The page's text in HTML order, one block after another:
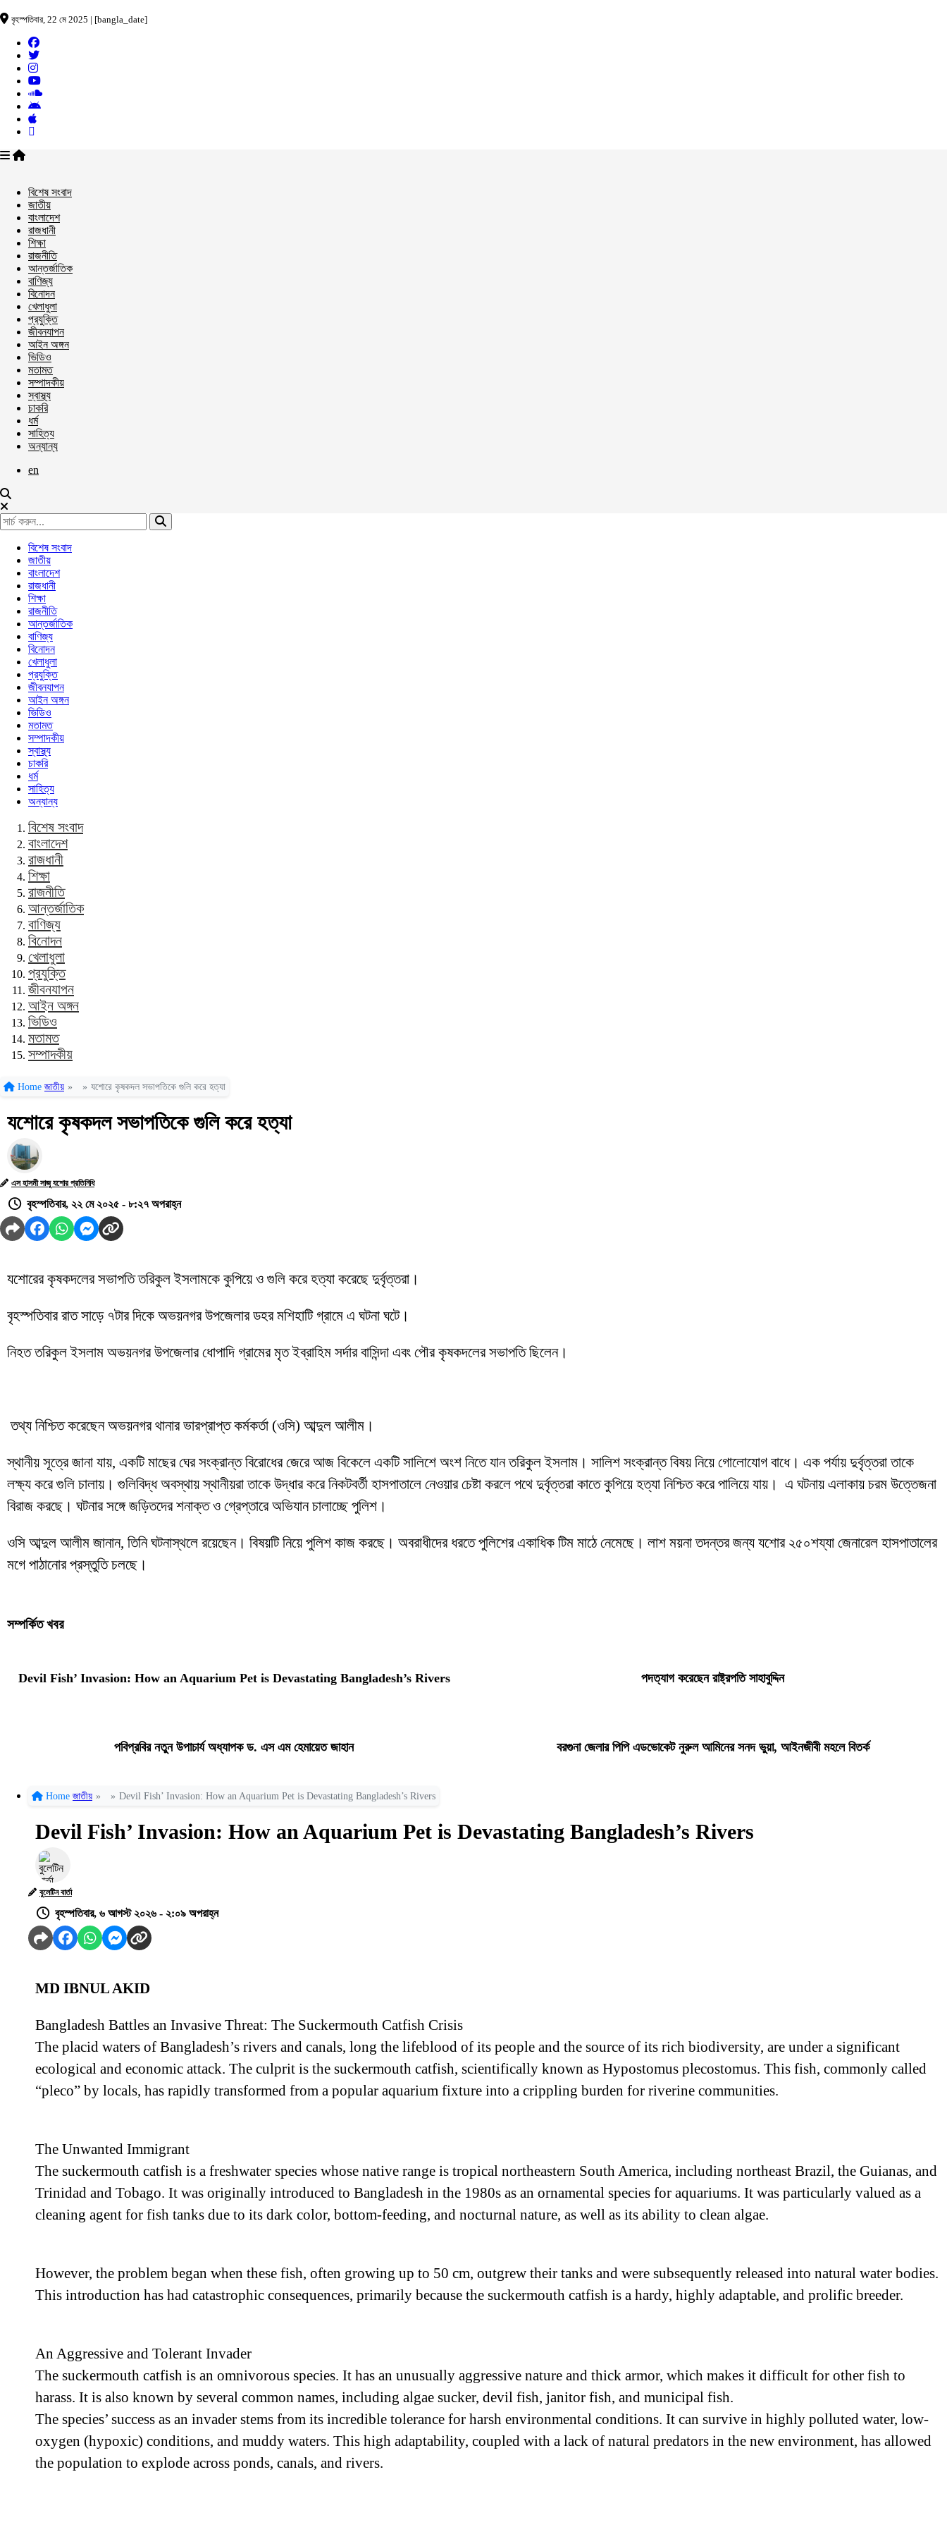
বৃহস্পতিবার, 22 মে 2025 | [bangla_date]
বিশেষ সংবাদ
জাতীয়
বাংলাদেশ
রাজধানী
শিক্ষা
রাজনীতি
আন্তর্জাতিক
বাণিজ্য
বিনোদন
খেলাধুলা
প্রযুক্তি
জীবনযাপন
আইন অঙ্গন
ভিডিও
মতামত
সম্পাদকীয়
স্বাস্থ্য
চাকরি
ধর্ম
সাহিত্য
অন্যান্য
en
বিশেষ সংবাদ
জাতীয়
বাংলাদেশ
রাজধানী
শিক্ষা
রাজনীতি
আন্তর্জাতিক
বাণিজ্য
বিনোদন
খেলাধুলা
প্রযুক্তি
জীবনযাপন
আইন অঙ্গন
ভিডিও
মতামত
সম্পাদকীয়
স্বাস্থ্য
চাকরি
ধর্ম
সাহিত্য
অন্যান্য
বিশেষ সংবাদ
বাংলাদেশ
রাজধানী
শিক্ষা
রাজনীতি
আন্তর্জাতিক
বাণিজ্য
বিনোদন
খেলাধুলা
প্রযুক্তি
জীবনযাপন
আইন অঙ্গন
ভিডিও
মতামত
সম্পাদকীয়
Home জাতীয় » » যশোরে কৃষকদল সভাপতিকে গুলি করে হত্যা
যশোরে কৃষকদল সভাপতিকে গুলি করে হত্যা
এস হাসমী সাজু যশোর প্রতিনিধি
বৃহস্পতিবার, ২২ মে ২০২৫ - ৮:২৭ অপরাহ্ন
যশোরের কৃষকদলের সভাপতি তরিকুল ইসলামকে কুপিয়ে ও গুলি করে হত্যা করেছে দুর্বৃত্তরা।
বৃহস্পতিবার রাত সাড়ে ৭টার দিকে অভয়নগর উপজেলার ডহর মশিহাটি গ্রামে এ ঘটনা ঘটে।
নিহত তরিকুল ইসলাম অভয়নগর উপজেলার ধোপাদি গ্রামের মৃত ইব্রাহিম সর্দার বাসিন্দা এবং পৌর কৃষকদলের সভাপতি ছিলেন।
তথ্য নিশ্চিত করেছেন অভয়নগর থানার ভারপ্রাপ্ত কর্মকর্তা (ওসি) আব্দুল আলীম।
স্থানীয় সূত্রে জানা যায়, একটি মাছের ঘের সংক্রান্ত বিরোধের জেরে আজ বিকেলে একটি সালিশে অংশ নিতে যান তরিকুল ইসলাম। সালিশ সংক্রান্ত বিষয় নিয়ে গোলোযোগ বাধে। এক পর্যায় দুর্বৃত্তরা তাকে
লক্ষ্য করে গুলি চালায়। গুলিবিদ্ধ অবস্থায় স্থানীয়রা তাকে উদ্ধার করে নিকটবর্তী হাসপাতালে নেওয়ার চেষ্টা করলে পথে দুর্বৃত্তরা কাতে কুপিয়ে হত্যা নিশ্চিত করে পালিয়ে যায়। এ ঘটনায় এলাকায় চরম উত্তেজনা
বিরাজ করছে। ঘটনার সঙ্গে জড়িতদের শনাক্ত ও গ্রেপ্তারে অভিযান চালাচ্ছে পুলিশ।
ওসি আব্দুল আলীম জানান, তিনি ঘটনাস্থলে রয়েছেন। বিষয়টি নিয়ে পুলিশ কাজ করছে। অবরাধীদের ধরতে পুলিশের একাধিক টিম মাঠে নেমেছে। লাশ ময়না তদন্তর জন্য যশোর ২৫০শয্যা জেনারেল হাসপাতালের
মগে পাঠানোর প্রস্তুতি চলছে।
সম্পর্কিত খবর
Devil Fish’ Invasion: How an Aquarium Pet is Devastating Bangladesh’s Rivers পদত্যাগ করেছেন রাষ্ট্রপতি সাহাবুদ্দিন
পবিপ্রবির নতুন উপাচার্য অধ্যাপক ড. এস এম হেমায়েত জাহান বরগুনা জেলার পিপি এডভোকেট নুরুল আমিনের সনদ ভুয়া, আইনজীবী মহলে বিতর্ক
Home জাতীয় » » Devil Fish’ Invasion: How an Aquarium Pet is Devastating Bangladesh’s Rivers
Devil Fish’ Invasion: How an Aquarium Pet is Devastating Bangladesh’s Rivers
বুলেটিন বার্তা
বৃহস্পতিবার, ৬ আগস্ট ২০২৬ - ২:০৯ অপরাহ্ন
MD IBNUL AKID
Bangladesh Battles an Invasive Threat: The Suckermouth Catfish Crisis
The placid waters of Bangladesh’s rivers and canals, long the lifeblood of its people and the source of its rich biodiversity, are under a significant
ecological and economic attack. The culprit is the suckermouth catfish, scientifically known as Hypostomus plecostomus. This fish, commonly called
“pleco” by locals, has rapidly transformed from a popular aquarium fixture into a crippling burden for riverine communities.
The Unwanted Immigrant
The suckermouth catfish is a freshwater species whose native range is tropical northeastern South America, including northeast Brazil, the Guianas, and
Trinidad and Tobago. It was originally introduced to Bangladesh in the 1980s as an ornamental species for aquariums. It was particularly valued as a
cleaning agent for fish tanks due to its dark color, bottom-feeding, and nocturnal nature, as well as its ability to clean algae.
However, the problem began when these fish, often growing up to 50 cm, outgrew their tanks and were subsequently released into natural water bodies.
This introduction has had catastrophic consequences, primarily because the suckermouth catfish is a hardy, highly adaptable, and prolific breeder.
An Aggressive and Tolerant Invader
The suckermouth catfish is an omnivorous species. It has an unusually aggressive nature and thick armor, which makes it difficult for other fish to
harass. It is also known by several common names, including algae sucker, devil fish, janitor fish, and municipal fish.
The species’ success as an invader stems from its incredible tolerance for harsh environmental conditions. It can survive in highly polluted water, low-
oxygen (hypoxic) conditions, and muddy waters. This high adaptability, coupled with a lack of natural predators in the new environment, has allowed
the population to explode across ponds, canals, and rivers.